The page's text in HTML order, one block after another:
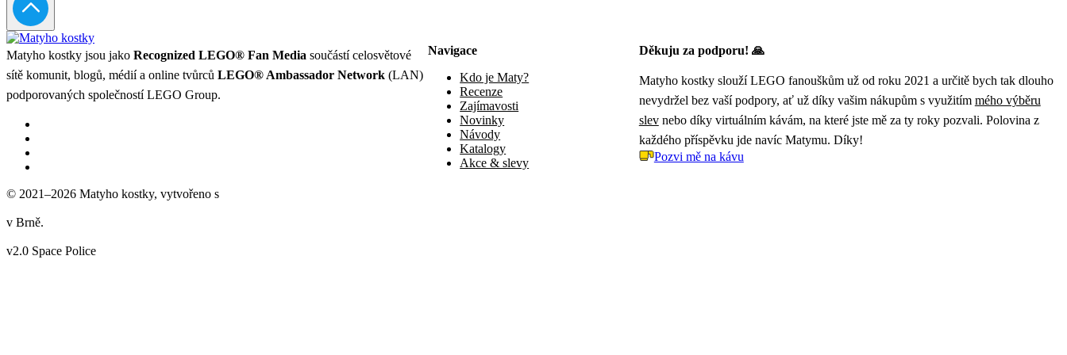
Matyho kostky jsou jako Recognized LEGO® Fan Media součástí celosvětové
sítě komunit, blogů, médií a online tvůrců LEGO® Ambassador Network (LAN)
podporovaných společností LEGO Group.
Navigace
Kdo je Maty?
Recenze
Zajímavosti
Novinky
Návody
Katalogy
Akce & slevy
Děkuju za podporu! 🙏
Matyho kostky slouží LEGO fanouškům už od roku 2021 a určitě bych tak dlouho
nevydržel bez vaší podpory, ať už díky vašim nákupům s využitím mého výběru
slevnebo díky virtuálním kávám, na které jste mě za ty roky pozvali. Polovina z
každého příspěvku jde navíc Matymu. Díky!
Pozvi mě na kávu
© 2021–2026 Matyho kostky, vytvořeno s
v Brně.
v2.0 Space Police